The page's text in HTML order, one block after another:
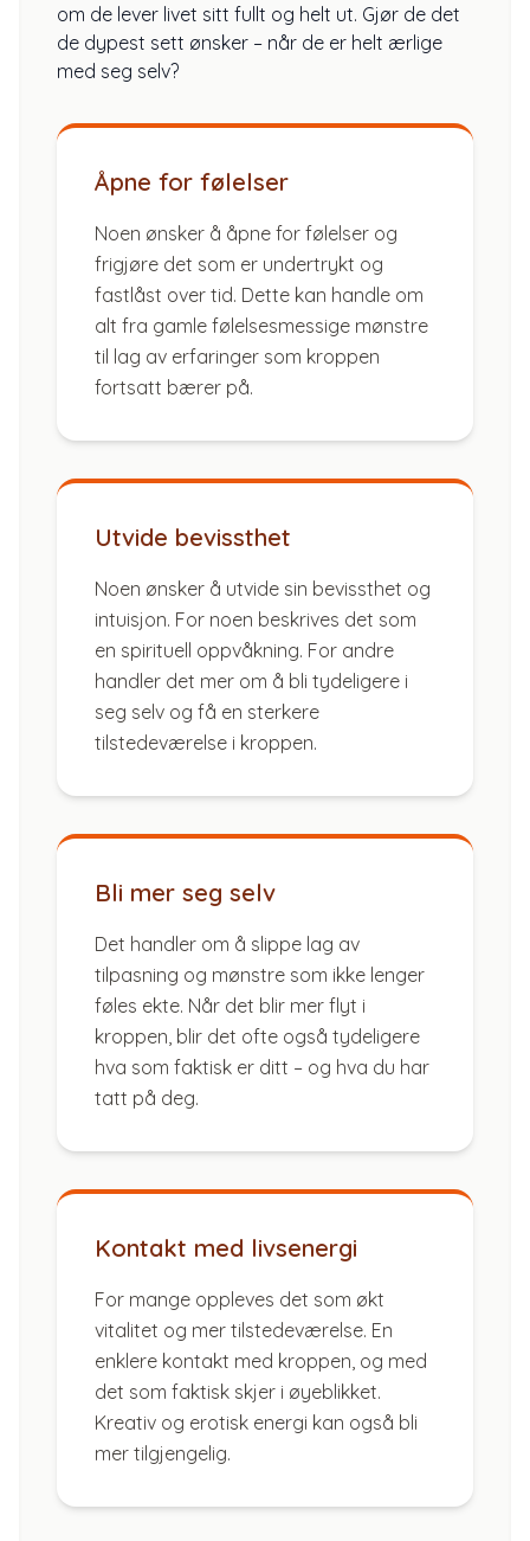
om de lever livet sitt fullt og helt ut. Gjør de det
de dypest sett ønsker – når de er helt ærlige
med seg selv?
Åpne for følelser
Noen ønsker å åpne for følelser og
frigjøre det som er undertrykt og
fastlåst over tid. Dette kan handle om
alt fra gamle følelsesmessige mønstre
til lag av erfaringer som kroppen
fortsatt bærer på.
Utvide bevissthet
Noen ønsker å utvide sin bevissthet og
intuisjon. For noen beskrives det som
en spirituell oppvåkning. For andre
handler det mer om å bli tydeligere i
seg selv og få en sterkere
tilstedeværelse i kroppen.
Bli mer seg selv
Det handler om å slippe lag av
tilpasning og mønstre som ikke lenger
føles ekte. Når det blir mer flyt i
kroppen, blir det ofte også tydeligere
hva som faktisk er ditt – og hva du har
tatt på deg.
Kontakt med livsenergi
For mange oppleves det som økt
vitalitet og mer tilstedeværelse. En
enklere kontakt med kroppen, og med
det som faktisk skjer i øyeblikket.
Kreativ og erotisk energi kan også bli
mer tilgjengelig.